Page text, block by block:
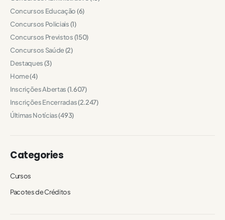
Concursos Educação(6)
Concursos Policiais(1)
Concursos Previstos(150)
Concursos Saúde(2)
Destaques(3)
Home(4)
Inscrições Abertas(1.607)
Inscrições Encerradas(2.247)
Últimas Notícias(493)
Categories
Cursos
Pacotes de Créditos